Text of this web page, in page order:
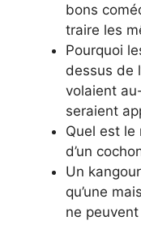
bons
traire les
Pourquoi
dessus de
volaient
seraient
Quel est le
d’un
Un
qu’une
ne